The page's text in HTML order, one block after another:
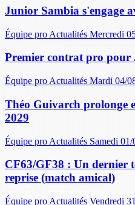
Junior Sambia s'engage
Équipe pro Actualités Mercredi
Premier contrat pro pour
Équipe pro Actualités Mardi 04/
Théo Guivarch prolonge
2029
Équipe pro Actualités Samedi
CF63/GF38 : Un dernier
reprise (match amical)
Équipe pro Actualités Vendredi